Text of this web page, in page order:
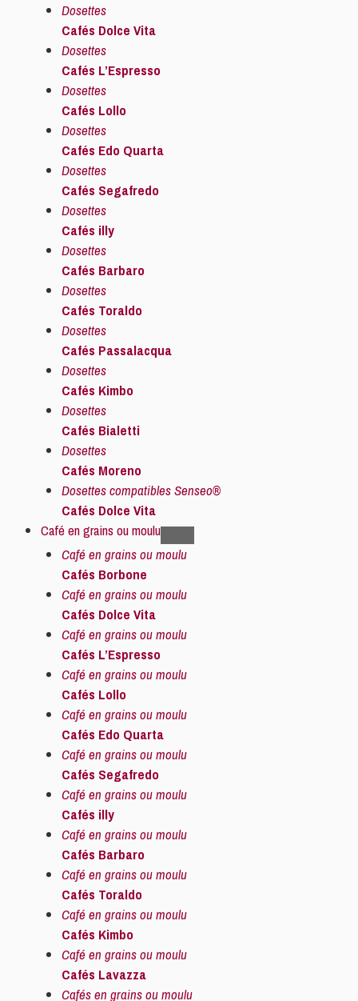
Dosettes
Cafés Dolce Vita
Dosettes
Cafés L’Espresso
Dosettes
Cafés Lollo
Dosettes
Cafés Edo Quarta
Dosettes
Cafés Segafredo
Dosettes
Cafés illy
Dosettes
Cafés Barbaro
Dosettes
Cafés Toraldo
Dosettes
Cafés Passalacqua
Dosettes
Cafés Kimbo
Dosettes
Cafés Bialetti
Dosettes
Cafés Moreno
Dosettes compatibles Senseo®
Cafés Dolce Vita
Café en grains ou moulu
Café en grains ou moulu
Cafés Borbone
Café en grains ou moulu
Cafés Dolce Vita
Café en grains ou moulu
Cafés L’Espresso
Café en grains ou moulu
Cafés Lollo
Café en grains ou moulu
Cafés Edo Quarta
Café en grains ou moulu
Cafés Segafredo
Café en grains ou moulu
Cafés illy
Café en grains ou moulu
Cafés Barbaro
Café en grains ou moulu
Cafés Toraldo
Café en grains ou moulu
Cafés Kimbo
Café en grains ou moulu
Cafés Lavazza
Cafés en grains ou moulu